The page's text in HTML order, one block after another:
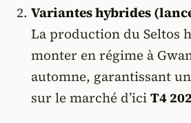
Variantes hybrides
La production du Seltos
monter en régime à
automne, garantissant
sur le marché d’iciT4